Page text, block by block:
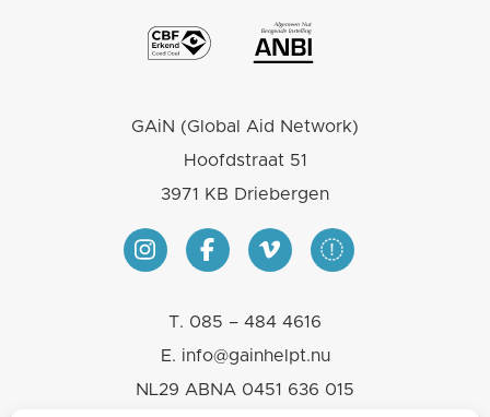
GAiN (Global Aid Network)
Hoofdstraat 51
3971 KB Driebergen
T. 085 – 484 4616
E. info@gainhelpt.nu
NL29 ABNA 0451 636 015